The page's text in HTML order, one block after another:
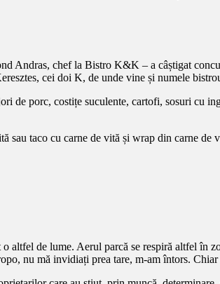
Andras, chef la Bistro K&K – a câștigat
cei doi K, de unde vine și numele
porc, costițe suculente, cartofi, sosuri cu
taco cu carne de vită și wrap din carne de
o altfel de lume. Aerul parcă se respiră altfel în
nu mă invidiați prea tare, m-am întors.